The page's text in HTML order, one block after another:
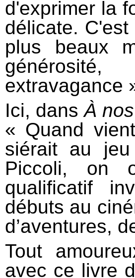
d'exprimer la
délicate.
plus beaux
extravagance
Ici, dans À
« Quand
siérait au
Piccoli, on
qualificatif
débuts au
d’aventures,
Tout
avec ce livre